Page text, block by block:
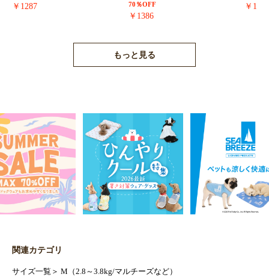
￥1287 70％OFF
￥1386
￥
もっと見る
関連カテゴリ
サイズ一覧 ＞ M（2.8～3.8kg/マルチーズなど）